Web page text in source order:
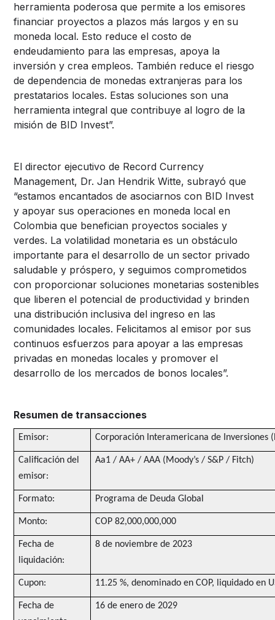
herramienta poderosa que permite a los emisores
financiar proyectos a plazos más largos y en su
moneda local. Esto reduce el costo de
endeudamiento para las empresas, apoya la
inversión y crea empleos. También reduce el riesgo
de dependencia de monedas extranjeras para los
prestatarios locales. Estas soluciones son una
herramienta integral que contribuye al logro de la
misión de BID Invest”.
El director ejecutivo de Record Currency
Management, Dr. Jan Hendrik Witte, subrayó que
“estamos encantados de asociarnos con BID Invest
y apoyar sus operaciones en moneda local en
Colombia que benefician proyectos sociales y
verdes. La volatilidad monetaria es un obstáculo
importante para el desarrollo de un sector privado
saludable y próspero, y seguimos comprometidos
con proporcionar soluciones monetarias sostenibles
que liberen el potencial de productividad y brinden
una distribución inclusiva del ingreso en las
comunidades locales. Felicitamos al emisor por sus
continuos esfuerzos para apoyar a las empresas
privadas en monedas locales y promover el
desarrollo de los mercados de bonos locales”.
Resumen de transacciones
Emisor: Corporación Interamericana de Inversiones
Calificación del
emisor:
Aa1 / AA+ / AAA (Moody’s / S&P / Fitch)
Formato: Programa de Deuda Global
Monto: COP 82,000,000,000
Fecha de
liquidación:
8 de noviembre de 2023
Cupon: 11.25 %, denominado en COP, liquidado en
Fecha de
16 de enero de 2029